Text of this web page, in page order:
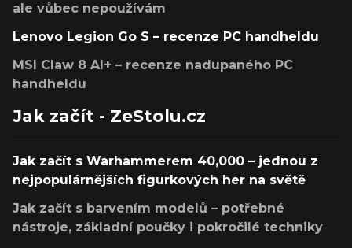
ale vůbec nepoužívám
Lenovo Legion Go S – recenze PC handheldu
MSI Claw 8 AI+ – recenze nadupaného PC
handheldu
Jak začít - ZeStolu.cz
Jak začít s Warhammerem 40,000 – jednou z
nejpopulárnějších figurkových her na světě
Jak začít s barvením modelů – potřebné
nástroje, základní poučky i pokročilé techniky